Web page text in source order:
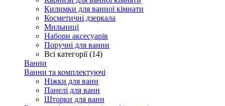
Килимки для ванної кімнати
Косметичні дзеркала
Мильниці
Набори аксесуарів
Поручні для ванни
Всі категорії (14)
Ванни
Ванни та комплектуючі
Ніжки для ванн
Панелі для ванн
Шторки для ванн